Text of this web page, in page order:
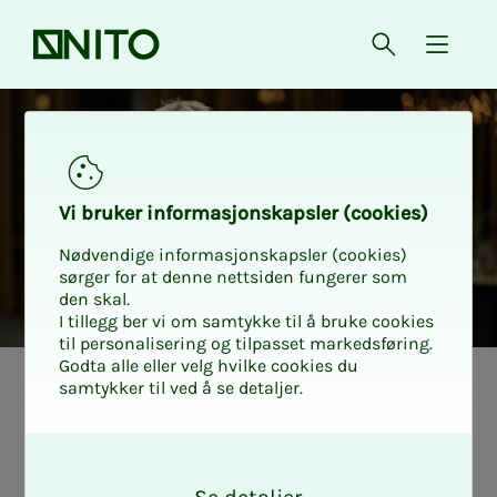
Forsiden Åpne søk
{
Tariff kommune
Vi bru­­­ker in­­­for­­­ma­­­sjons­­­kaps­­­­­ler (cookies)
Nødvendige informasjonskapsler (cookies)
sørger for at denne nettsiden fungerer som
den skal.
I tillegg ber vi om samtykke til å bruke cookies
til personalisering og tilpasset markedsføring.
Godta alle eller velg hvilke cookies du
samtykker til ved å se detaljer.